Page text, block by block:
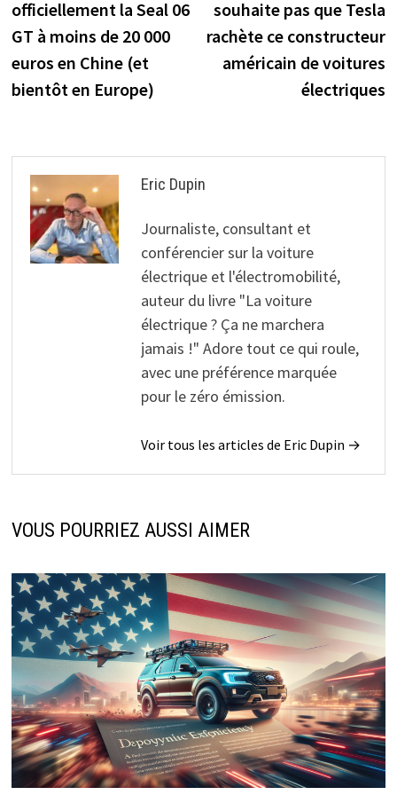
l’article
officiellement la Seal 06
GT à moins de 20 000
euros en Chine (et
bientôt en Europe)
souhaite pas que Tesla
rachète ce constructeur
américain de voitures
électriques
Eric Dupin
Journaliste, consultant et
conférencier sur la voiture
électrique et l'électromobilité,
auteur du livre "La voiture
électrique ? Ça ne marchera
jamais !" Adore tout ce qui roule,
avec une préférence marquée
pour le zéro émission.
Voir tous les articles de Eric Dupin →
VOUS POURRIEZ AUSSI AIMER